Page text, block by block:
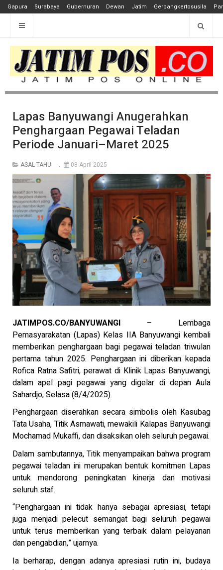
Gapura Surabaya Gubernuran Dewan Jatim Gerbangkertosusila
Lapas Banyuwangi Anugerahkan
Penghargaan Pegawai Teladan
Periode Januari–Maret 2025
ASAL TAHU 08 April 2025
JATIMPOS.CO/BANYUWANGI – Lembaga
Pemasyarakatan (Lapas) Kelas IIA Banyuwangi kembali
memberikan penghargaan bagi pegawai teladan triwulan
pertama tahun 2025. Penghargaan ini diberikan kepada
Rofica Ratna Safitri, perawat di Klinik Lapas Banyuwangi,
dalam apel pagi pegawai yang digelar di depan Aula
Sahardjo, Selasa (8/4/2025).
Penghargaan diserahkan secara simbolis oleh Kasubag
Tata Usaha, Titik Asmawati, mewakili Kalapas Banyuwangi
Mochamad Mukaffi, dan disaksikan oleh seluruh pegawai.
Dalam sambutannya, Titik menyampaikan bahwa program
pegawai teladan ini merupakan bentuk komitmen Lapas
untuk mendorong peningkatan kinerja dan motivasi
seluruh staf.
“Penghargaan ini tidak hanya sebagai apresiasi, tetapi
juga menjadi pelecut semangat bagi seluruh pegawai
untuk terus memberikan yang terbaik dalam pelayanan
dan pengabdian,” ujarnya.
Ia berharap, dengan adanya apresiasi rutin ini, budaya